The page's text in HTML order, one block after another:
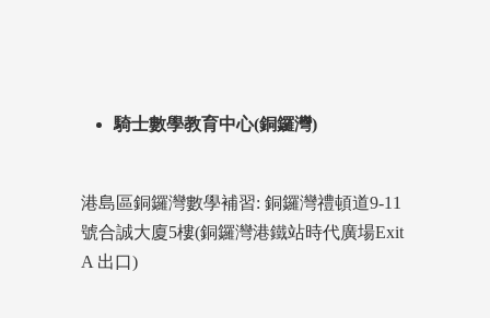
騎士數學教育中心(銅鑼灣)
港島區銅鑼灣數學補習: 銅鑼灣禮頓道9-11
號合誠大廈5樓(銅鑼灣港鐵站時代廣場Exit
A 出口)